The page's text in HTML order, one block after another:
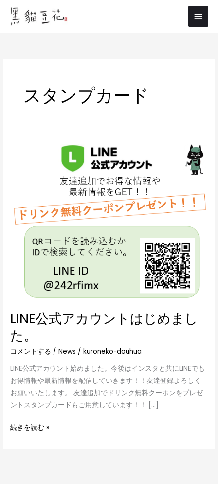
メ
イ
スタンプカード
LINE公式アカウントはじめまし
た。
コメントする /News /kuroneko-douhua
LINE公式アカウント始めました。今後はインスタと共にLINEでも
お得情報や最新情報を配信していきます！！友達登録よろしく
お願いいたします。 友達追加でドリンク無料クーポンをプレゼ
ントスタンプカードもご用意しています！！ […]
ウ
ン
続きを読む »